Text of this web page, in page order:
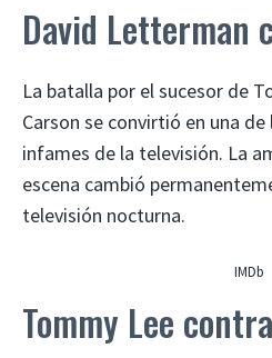
David Letterman
La batalla por el sucesor de
Carson se convirtió en una
infames de la televisión. La
escena cambió
televisión nocturna.
IMDb
Tommy Lee